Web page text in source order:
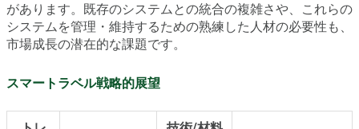
があります。既存のシステムとの統合の複雑さや、これらの
システムを管理・維持するための熟練した人材の必要性も、
市場成長の潜在的な課題です。
スマートラベル戦略的展望